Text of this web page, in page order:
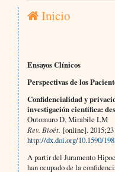
Inicio
Ensayos Clínicos
Perspectivas de los
Confidencialidad y
investigación científica:
Outomuro D, Mirabile LM
Rev. Bioét. [online].
http://dx.doi.org/10.1590/
A partir del Juramento
han ocupado de la